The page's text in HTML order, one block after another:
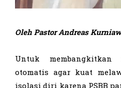
Oleh Pastor Andreas
Untuk
otomatis agar kuat
isolasi diri karena PSBB